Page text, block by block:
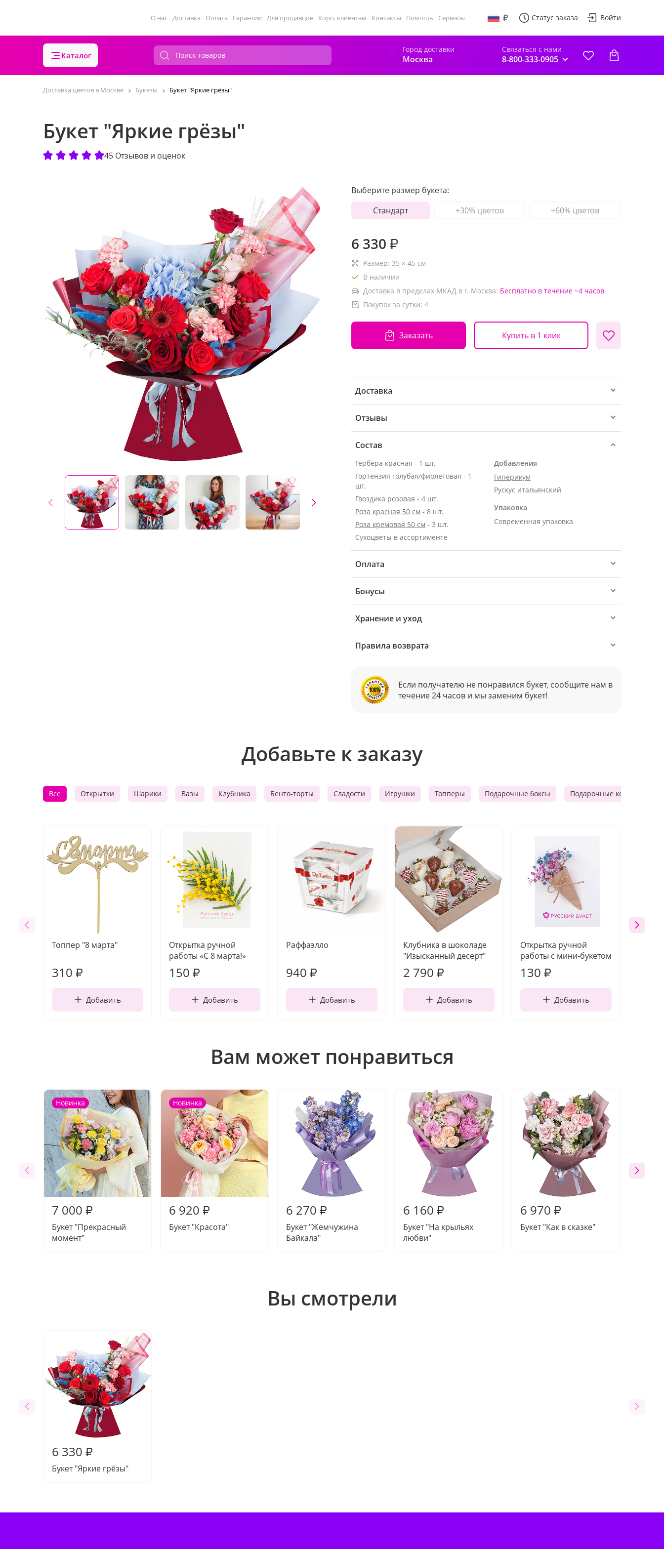
О нас Доставка Оплата Гарантии Для продавцов Корп. клиентам Контакты Помощь Сервисы Статус заказа Войти
Каталог
Город доставки
Москва
Связаться с нами
8-800-333-0905
Доставка цветов в Москве Букеты Букет "Яркие грёзы"
Букет "Яркие грёзы"
45 Отзывов и оценок
Выберите размер букета:
Стандарт
+30% цветов +60% цветов
6 330 ₽
Размер: 35 × 45 см
В наличии
Доставка в пределах МКАД в г. Москва: Бесплатно в течение ~4 часов
Покупок за сутки: 4
Заказать Купить в 1 клик
Доставка
Отзывы
Состав
Гербера красная - 1 шт.
Гортензия голубая/фиолетовая - 1
шт.
Гвоздика розовая - 4 шт.
Роза красная 50 см - 8 шт.
Роза кремовая 50 см - 3 шт.
Сухоцветы в ассортименте
Добавления
Гиперикум
Рускус итальянский
Упаковка
Современная упаковка
Оплата
Бонусы
Хранение и уход
Правила возврата
Если получателю не понравился букет, сообщите нам в
течение 24 часов и мы заменим букет!
Добавьте к заказу
Все Открытки Шарики Вазы Клубника Бенто-торты Сладости Игрушки Топперы Подарочные боксы Подарочные корзины
Топпер "8 марта"
310 ₽
Добавить
Открытка ручной
работы «С 8 марта!»
150 ₽
Добавить
Раффаэлло
940 ₽
Добавить
Клубника в шоколаде
"Изысканный десерт"
2 790 ₽
Добавить
Открытка ручной
работы с мини-букетом
130 ₽
Добавить
Вам может понравиться
Новинка
7 000 ₽
Букет "Прекрасный
момент"
Новинка
6 920 ₽
Букет "Красота"
6 270 ₽
Букет "Жемчужина
Байкала"
6 160 ₽
Букет "На крыльях
любви"
6 970 ₽
Букет "Как в сказке"
Вы смотрели
6 330 ₽
Букет "Яркие грёзы"